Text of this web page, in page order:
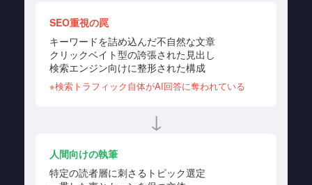
SEO重視の罠
キーワードを詰め込んだ不自然な文章
クリックベイト型の誇張された見出し
検索エンジン向けに整形された構成
※検索トラフィック自体がAI回答に奪われている
↓
人間向けの執筆
特定の読者層に刺さるトピック選定